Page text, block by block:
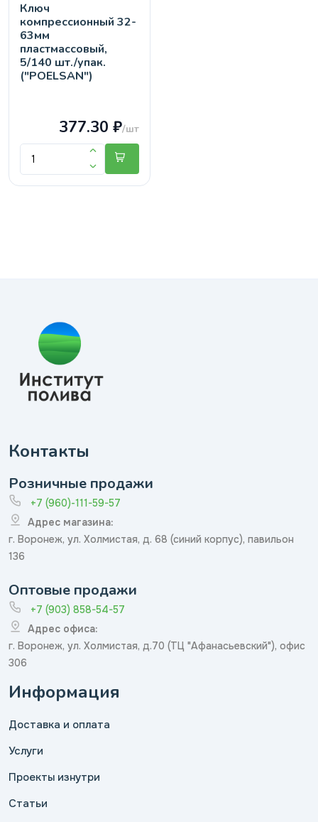
Ключ
компрессионный 32-
63мм
пластмассовый,
5/140 шт./упак.
("POELSAN")
377.30 ₽/шт
Контакты
Розничные продажи
+7 (960)-111-59-57
Адрес магазина:
г. Воронеж, ул. Холмистая, д. 68 (синий корпус), павильон
136
Оптовые продажи
+7 (903) 858-54-57
Адрес офиса:
г. Воронеж, ул. Холмистая, д.70 (ТЦ "Афанасьевский"), офис
306
Информация
Доставка и оплата
Услуги
Проекты изнутри
Статьи